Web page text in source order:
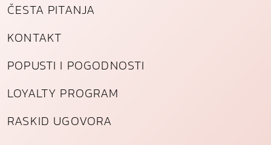
ČESTA PITANJA
KONTAKT
POPUSTI I POGODNOSTI
LOYALTY PROGRAM
RASKID UGOVORA